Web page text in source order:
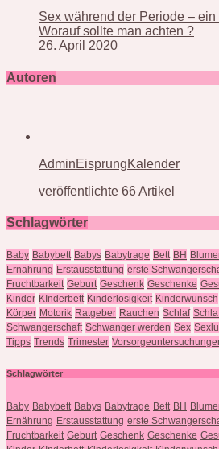
Sex während der Periode –
Worauf sollte man achten ?
26. April 2020
Autoren
AdminEisprungKalender
veröffentlichte 66 Artikel
Schlagwörter
Baby Babybett Babys Babytrage Bett BH
Ernährung Erstausstattung erste
Fruchtbarkeit Geburt Geschenk Geschenke
Kinder KInderbett Kinderlosigkeit Kinderwunsch
Körper Motorik Ratgeber Rauchen Schlaf
Schwangerschaft Schwanger werden Sex
Tipps Trends Trimester
Schlagwörter
Baby Babybett Babys Babytrage Bett BH
Ernährung Erstausstattung erste
Fruchtbarkeit Geburt Geschenk Geschenke